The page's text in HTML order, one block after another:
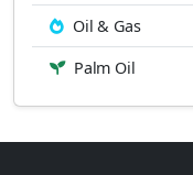
Oil & Gas
Palm Oil